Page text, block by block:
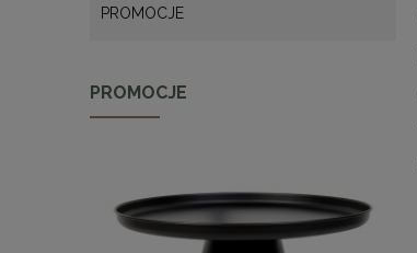
PROMOCJE
PROMOCJE